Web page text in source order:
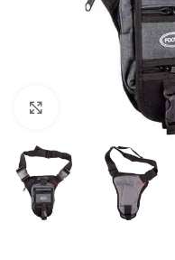
Büyük Göster